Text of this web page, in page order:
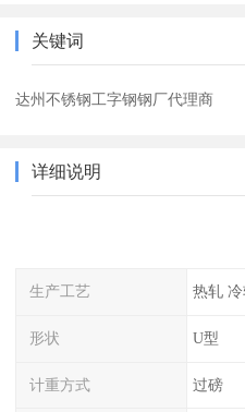
关键词
达州不锈钢工字钢钢厂代理商
详细说明
生产工艺 热轧
形状 U型
计重方式 过磅